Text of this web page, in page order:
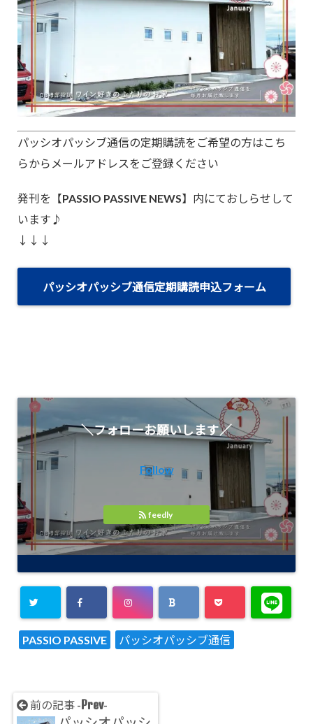
パッシオパッシブ通信の定期購読をご希望の方はこち
らからメールアドレスをご登録ください
発刊を【PASSIO PASSIVE NEWS】内にておしらせして
います♪
↓↓↓
パッシオパッシブ通信定期購読申込フォーム
＼フォローお願いします／
Follow
feedly
PASSIO PASSIVE パッシオパッシブ通信
前の記事 -Prev-